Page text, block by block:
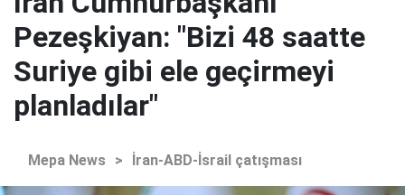
Pezeşkiyan: "Bizi 48 saatte
Suriye gibi ele geçirmeyi
planladılar"
Mepa News > İran-ABD-İsrail çatışması